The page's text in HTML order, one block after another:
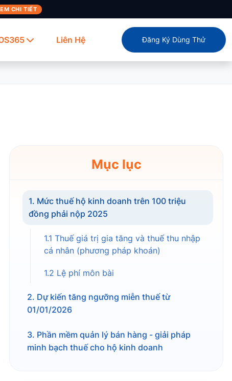
CHI TIẾT
Liên Hệ Đăng Ký Dùng Thử
Mục lục
1. Mức thuế hộ kinh doanh trên 100 triệu
đồng phải nộp 2025
1.1 Thuế giá trị gia tăng và thuế thu nhập
cá nhân (phương pháp khoán)
1.2 Lệ phí môn bài
2. Dự kiến tăng ngưỡng miễn thuế từ
01/01/2026
3. Phần mềm quản lý bán hàng - giải pháp
minh bạch thuế cho hộ kinh doanh